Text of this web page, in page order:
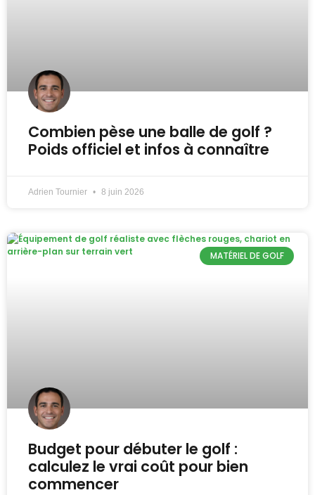
Combien pèse une balle de golf ?
Poids officiel et infos à connaître
Adrien Tournier 8 juin 2026
MATÉRIEL DE GOLF
Budget pour débuter le golf :
calculez le vrai coût pour bien
commencer